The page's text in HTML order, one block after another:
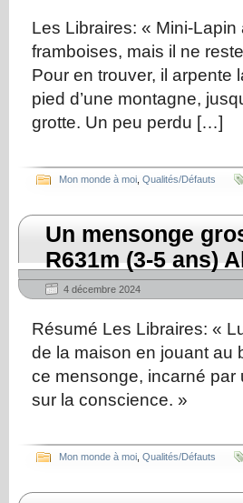
Les Libraires: « Mini-
framboises, mais il ne
Pour en trouver, il arpente
pied d’une montagne,
grotte. Un peu perdu […]
Mon monde à moi Qualités/Défauts
Un mensonge
R631m (3-5 ans)
4 décembre 2024
Résumé Les Libraires: «
de la maison en jouant au
ce mensonge, incarné
sur la conscience. »
Mon monde à moi Qualités/Défauts